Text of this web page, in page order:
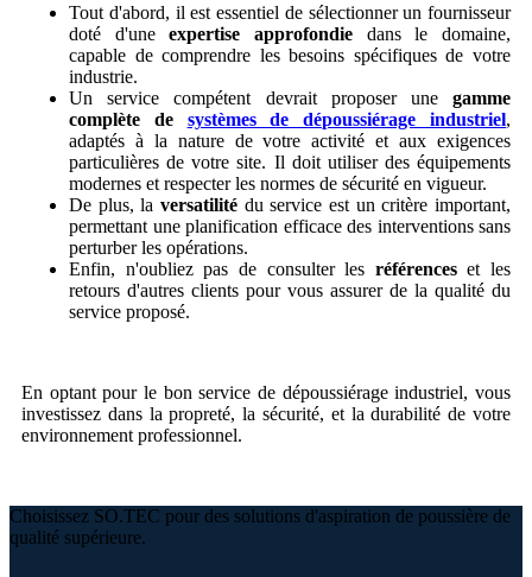
Tout d'abord, il est essentiel de sélectionner un fournisseur
doté d'uneexpertise approfondie dans le domaine,
capable de comprendre les besoins spécifiques de votre
industrie.
Un service compétent devrait proposer une gamme
complète de systèmes de dépoussiérage industriel,
adaptés à la nature de votre activité et aux exigences
particulières de votre site. Il doit utiliser des équipements
modernes et respecter les normes de sécurité en vigueur.
De plus, la versatilité du service est un critère important,
permettant une planification efficace des interventions sans
perturber les opérations.
Enfin, n'oubliez pas de consulter les référenceset les
retours d'autres clients pour vous assurer de la qualité du
service proposé.
En optant pour le bon service de dépoussiérage industriel, vous
investissez dans la propreté, la sécurité, et la durabilité de votre
environnement professionnel.
Choisissez SO.TEC pour des solutions d'aspiration de poussière de
qualité supérieure.